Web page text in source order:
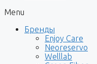
Menu
Бренды
Enjoy Care
Neoreservo
Welllab